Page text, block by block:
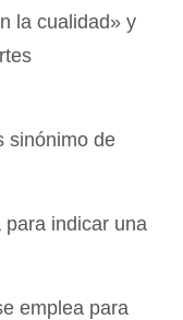
la cualidad» y
sinónimo de
para indicar una
emplea para